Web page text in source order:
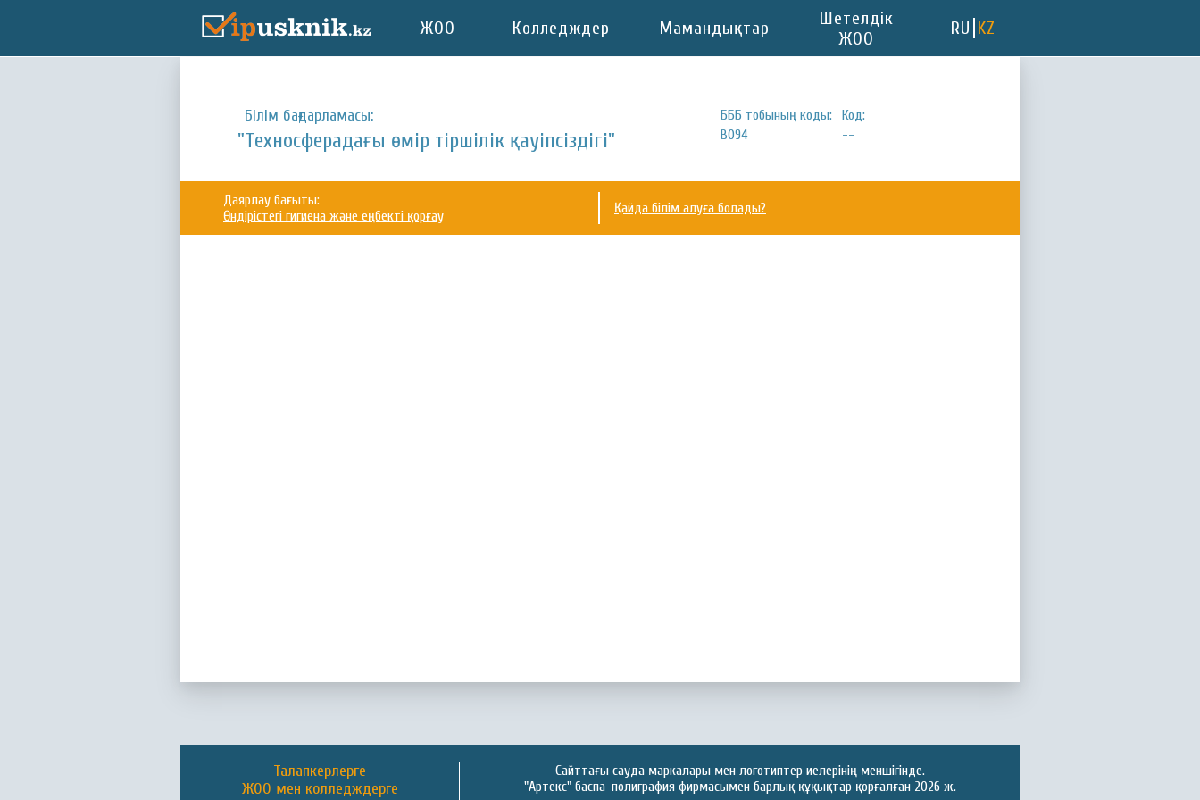
ЖОО Колледждер Мамандықтар
Шетелдік
ЖОО
RU KZ
Білім бағдарламасы:
"Техносферадағы өмір тіршілік қауіпсіздігі"
БББ тобының коды:
B094
Код:
--
Даярлау бағыты:
Өндірістегі гигиена және еңбекті қорғау
Қайда білім алуға болады?
Талапкерлерге
ЖОО мен колледждерге
Сайттағы сауда маркалары мен логотиптер иелерінің меншігінде.
"Артекс" баспа-полиграфия фирмасымен барлық құқықтар қорғалған 2026 ж.